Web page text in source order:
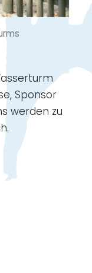
Sponsor
werden zu